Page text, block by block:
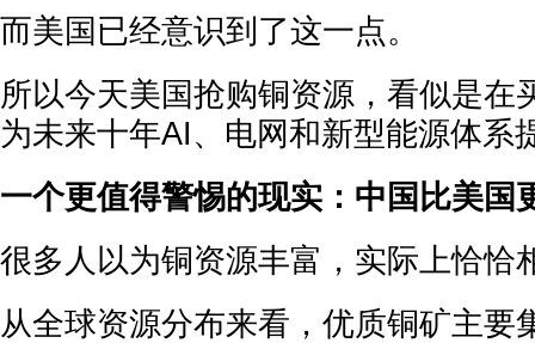
而美国已经意识到了这一点。
所以今天美国抢购铜资源，看似是在
为未来十年AI、电网和新型能源体系
一个更值得警惕的现实：中国比美国
很多人以为铜资源丰富，实际上恰恰
从全球资源分布来看，优质铜矿主要